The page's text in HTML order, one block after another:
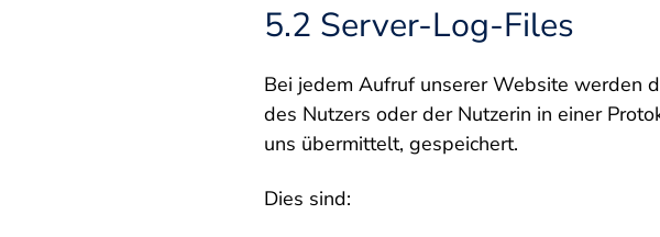
5.2 Server-Log-Files
Bei jedem Aufruf unserer Website werden
des Nutzers oder der Nutzerin in einer
uns übermittelt, gespeichert.
Dies sind: